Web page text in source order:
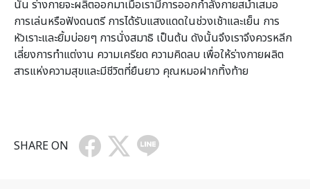
นั้น ร่างกายจะผลิตออกมาเมื่อเรามีการออกกำลังกายสม่ำเสมอ
การเล่นหรือฟังดนตรี การได้รับแสงแดดในช่วงเช้าและเย็น การ
หัวเราะและยิ้มบ่อยๆ การนั่งสมาธิ เป็นต้น ดังนั้นจึงเราจึงควรหลีก
เลี่ยงการทำแต่งาน ความเครียด ความคิดลบ เพื่อให้ร่างกายผลิต
สารแห่งความสุขและมีชีวิตที่ยืนยาว คุณหมอฝากทิ้งท้าย
SHARE ON